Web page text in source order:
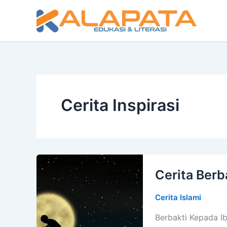
Cerita Inspirasi
Cerita
Cerita Islami
Berbakti Kepada